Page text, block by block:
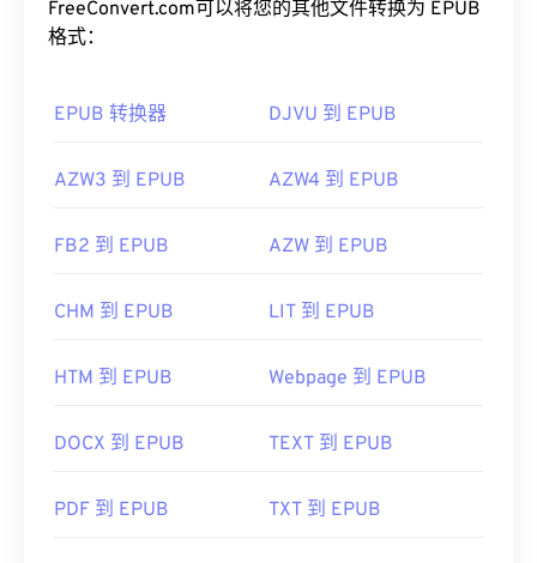
FreeConvert.com可以将您的其他文件转换为 EPUB
格式：
EPUB 转换器 DJVU 到 EPUB
AZW3 到 EPUB AZW4 到 EPUB
FB2 到 EPUB AZW 到 EPUB
CHM 到 EPUB LIT 到 EPUB
HTM 到 EPUB Webpage 到 EPUB
DOCX 到 EPUB TEXT 到 EPUB
PDF 到 EPUB TXT 到 EPUB